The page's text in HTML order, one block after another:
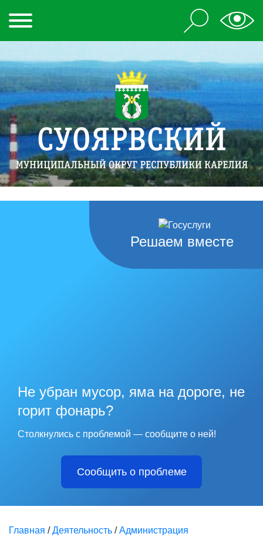
Решаем вместе
Не убран мусор, яма на дороге, не
горит фонарь?
Столкнулись с проблемой — сообщите о ней!
Сообщить о проблеме
Главная /Деятельность /Администрация